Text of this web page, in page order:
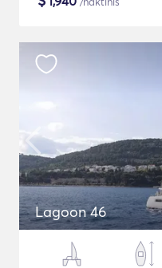
Lagoon 46